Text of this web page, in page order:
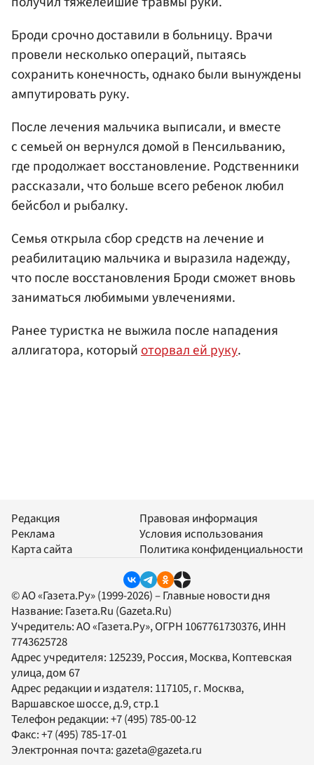
Броди срочно доставили в больницу. Врачи
провели несколько операций, пытаясь
сохранить конечность, однако были вынуждены
ампутировать руку.
После лечения мальчика выписали, и вместе
с семьей он вернулся домой в Пенсильванию,
где продолжает восстановление. Родственники
рассказали, что больше всего ребенок любил
бейсбол и рыбалку.
Семья открыла сбор средств на лечение и
реабилитацию мальчика и выразила надежду,
что после восстановления Броди сможет вновь
заниматься любимыми увлечениями.
Ранее туристка не выжила после нападения
аллигатора, которыйоторвал ей руку.
Редакция
Реклама
Карта сайта
Правовая информация
Условия использования
Политика конфиденциальности
© АО «Газета.Ру» (1999-2026) – Главные новости дня
Название: Газета.Ru (Gazeta.Ru)
Учредитель:АО «Газета.Ру», ОГРН 1067761730376, ИНН
7743625728
Адрес учредителя: 125239, Россия, Москва, Коптевская
улица, дом 67
Адрес редакции и издателя: 117105, г. Москва,
Варшавское шоссе, д.9, стр.1
Телефон редакции:+7 (495) 785-00-12
Факс:+7 (495) 785-17-01
Электронная почта: gazeta@gazeta.ru